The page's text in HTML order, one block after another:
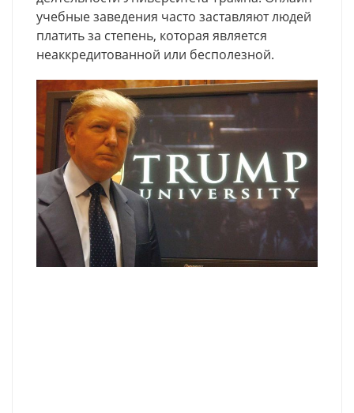
учебные заведения часто заставляют людей
платить за степень, которая является
неаккредитованной или бесполезной.